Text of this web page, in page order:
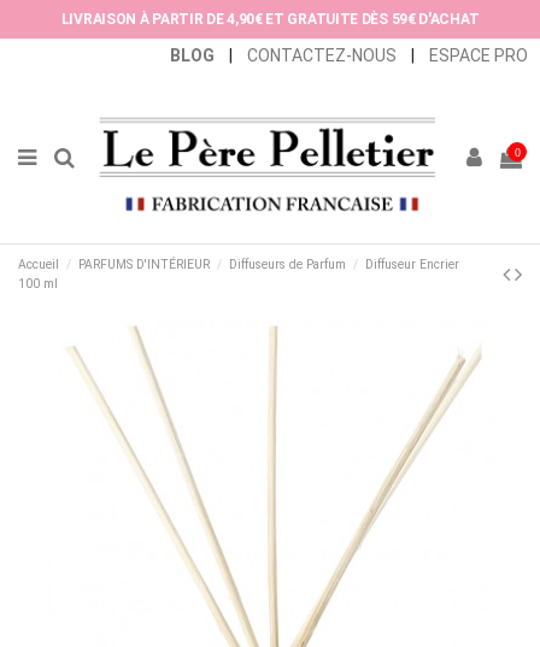
LIVRAISON À PARTIR DE 4,90€ ET GRATUITE DÈS 59€ D'ACHAT
BLOG CONTACTEZ-NOUS ESPACE PRO
0
Accueil PARFUMS D'INTÉRIEUR Diffuseurs de Parfum
Diffuseur Encrier
100 ml
Panneau de gestion des cookies